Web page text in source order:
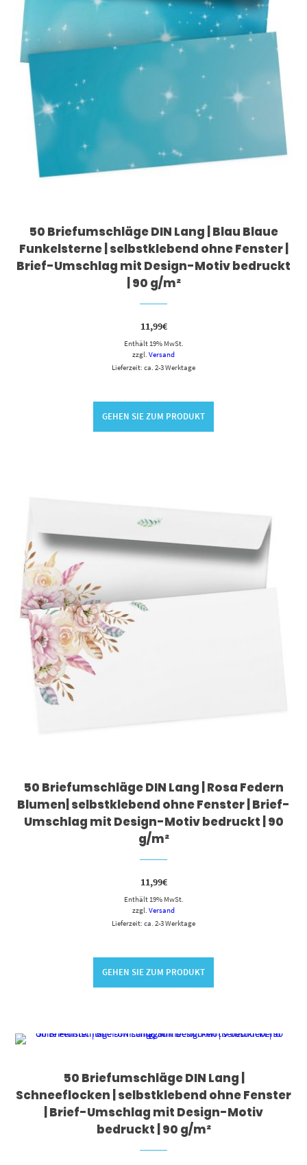
50 Briefumschläge DIN Lang | Blau Blaue
Funkelsterne | selbstklebend ohne Fenster |
Brief-Umschlag mit Design-Motiv bedruckt
| 90 g/m²
11,99€
Enthält 19% MwSt.
zzgl. Versand
Lieferzeit: ca. 2-3 Werktage
GEHEN SIE ZUM PRODUKT
50 Briefumschläge DIN Lang | Rosa Federn
Blumen| selbstklebend ohne Fenster | Brief-
Umschlag mit Design-Motiv bedruckt | 90
g/m²
11,99€
Enthält 19% MwSt.
zzgl. Versand
Lieferzeit: ca. 2-3 Werktage
GEHEN SIE ZUM PRODUKT
50 Briefumschläge DIN Lang |
Schneeflocken | selbstklebend ohne Fenster
| Brief-Umschlag mit Design-Motiv
bedruckt | 90 g/m²